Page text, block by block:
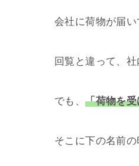
会社に荷物が届
回覧と違って、
でも、「荷物を
そこに下の名前